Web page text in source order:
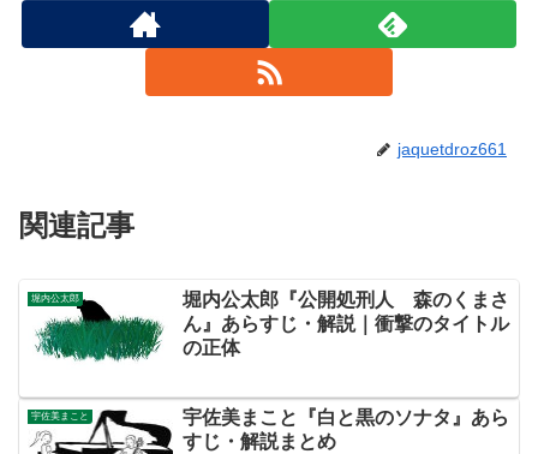
jaquetdroz661
関連記事
堀内公太郎
堀内公太郎『公開処刑人 森のくまさ
ん』あらすじ・解説｜衝撃のタイトル
の正体
宇佐美まこと
宇佐美まこと『白と黒のソナタ』あら
すじ・解説まとめ